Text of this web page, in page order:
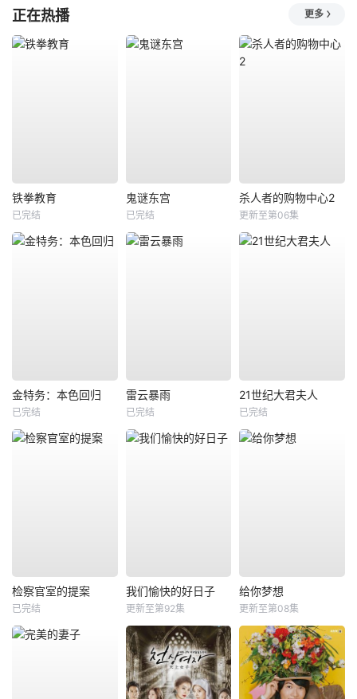
正在热播 更多
铁拳教育
已完结
鬼谜东宫
已完结
杀人者的购物中心2
更新至第06集
金特务：本色回归
已完结
雷云暴雨
已完结
21世纪大君夫人
已完结
检察官室的提案
已完结
我们愉快的好日子
更新至第92集
给你梦想
更新至第08集